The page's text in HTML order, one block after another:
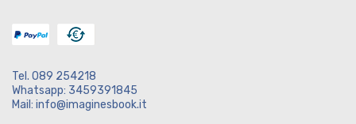
Tel. 089 254218
Whatsapp: 3459391845
Mail: info@imaginesbook.it